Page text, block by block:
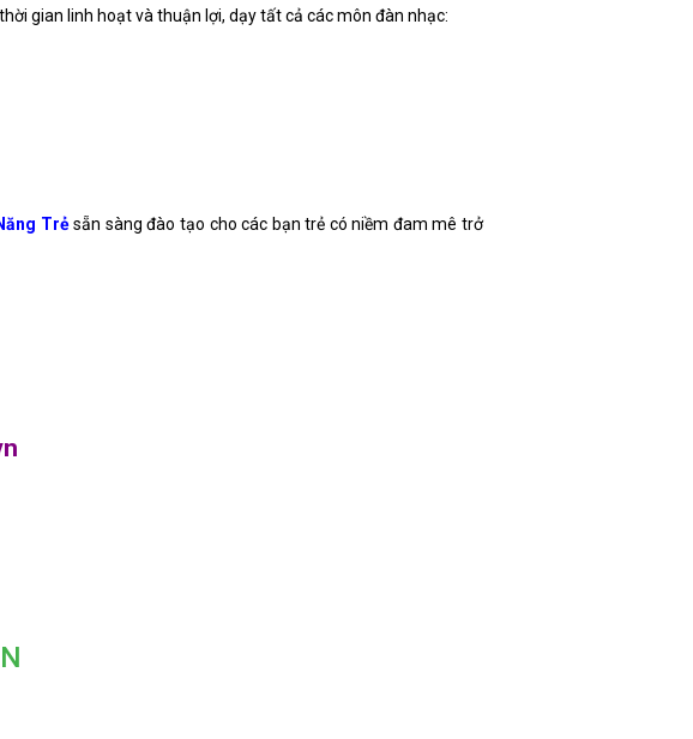
gian linh hoạt và thuận lợi, dạy tất cả các môn đàn nhạc:
Trẻsẵn sàng đào tạo cho các bạn trẻ có niềm đam mê trở